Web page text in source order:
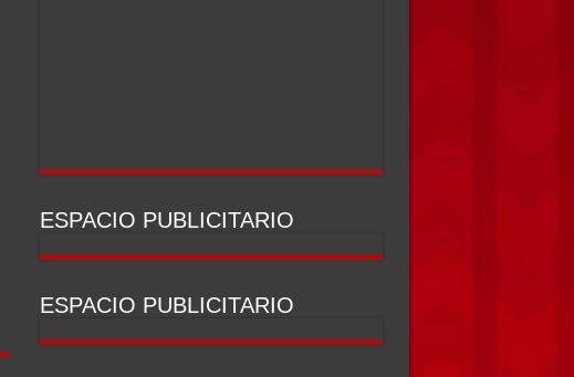
ESPACIO PUBLICITARIO
ESPACIO PUBLICITARIO